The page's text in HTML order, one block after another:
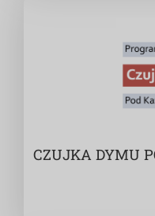
CZUJKA DYMU